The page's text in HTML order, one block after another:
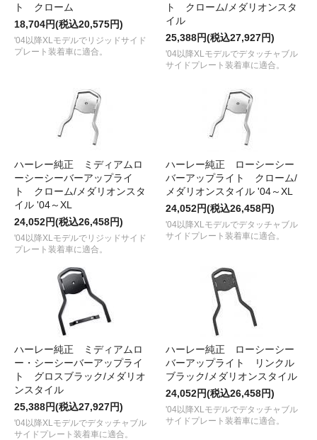
ト クローム
18,704円(税込20,575円)
'04以降XLモデルでリジッドサイド
プレート装着車に適合。
ト クローム/メダリオンスタ
イル
25,388円(税込27,927円)
'04以降XLモデルでデタッチャブル
サイドプレート装着車に適合。
ハーレー純正 ミディアムロ
ーシーシーバーアップライ
ト クローム/メダリオンスタ
イル '04～XL
24,052円(税込26,458円)
'04以降XLモデルでリジッドサイド
プレート装着車に適合。
ハーレー純正 ローシーシー
バーアップライト クローム/
メダリオンスタイル '04～XL
24,052円(税込26,458円)
'04以降XLモデルでデタッチャブル
サイドプレート装着車に適合。
ハーレー純正 ミディアムロ
ー・シーシーバーアップライ
ト グロスブラック/メダリオ
ンスタイル
25,388円(税込27,927円)
'04以降XLモデルでデタッチャブル
サイドプレート装着車に適合。
ハーレー純正 ローシーシー
バーアップライト リンクル
ブラック/メダリオンスタイル
24,052円(税込26,458円)
'04以降XLモデルでデタッチャブル
サイドプレート装着車に適合。